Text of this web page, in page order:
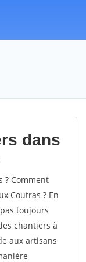
dans
? Comment
Coutras ? En
toujours
chantiers à
aux artisans